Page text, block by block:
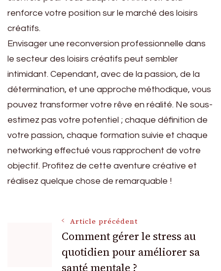
renforce votre position sur le marché des loisirs
créatifs.
Envisager une reconversion professionnelle dans
le secteur des loisirs créatifs peut sembler
intimidant. Cependant, avec de la passion, de la
détermination, et une approche méthodique, vous
pouvez transformer votre rêve en réalité. Ne sous-
estimez pas votre potentiel ; chaque définition de
votre passion, chaque formation suivie et chaque
networking effectué vous rapprochent de votre
objectif. Profitez de cette aventure créative et
réalisez quelque chose de remarquable !
Navigation
Article précédent
Comment gérer le stress au
quotidien pour améliorer sa
santé mentale ?